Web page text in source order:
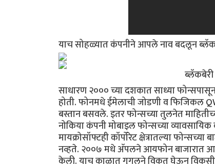
याच सोहळ्यात कंपनीने आपले नाव बदलून
साधारण २००० च्या दशकात साध्या
होती. फोनमधे ईमेलाची जोडणी व फिजिकल
बस्तान बसवले. इतर फोन्सच्या तुलनेत
नोकिया कंपनी मोबाइल फोन्सच्या व्यावसायिक
मायक्रोसॉफ्टही कॉर्पोरेट क्षेत्रातल्या
नव्हते. २००७ मधे अ‍ॅपलने आयफोन बाजारात